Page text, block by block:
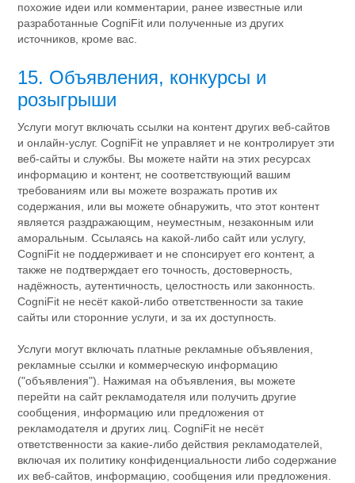
похожие идеи или комментарии, ранее известные или
разработанные CogniFit или полученные из других
источников, кроме вас.
15. Объявления, конкурсы и
розыгрыши
Услуги могут включать ссылки на контент других веб-сайтов
и онлайн-услуг. CogniFit не управляет и не контролирует эти
веб-сайты и службы. Вы можете найти на этих ресурсах
информацию и контент, не соответствующий вашим
требованиям или вы можете возражать против их
содержания, или вы можете обнаружить, что этот контент
является раздражающим, неуместным, незаконным или
аморальным. Ссылаясь на какой-либо сайт или услугу,
CogniFit не поддерживает и не спонсирует его контент, а
также не подтверждает его точность, достоверность,
надёжность, аутентичность, целостность или законность.
CogniFit не несёт какой-либо ответственности за такие
сайты или сторонние услуги, и за их доступность.
Услуги могут включать платные рекламные объявления,
рекламные ссылки и коммерческую информацию
("объявления"). Нажимая на объявления, вы можете
перейти на сайт рекламодателя или получить другие
сообщения, информацию или предложения от
рекламодателя и других лиц. CogniFit не несёт
ответственности за какие-либо действия рекламодателей,
включая их политику конфиденциальности либо содержание
их веб-сайтов, информацию, сообщения или предложения.